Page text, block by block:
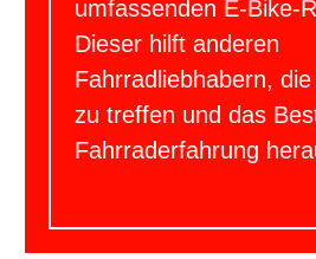
umfassenden E-Bike-
Dieser hilft anderen
Fahrradliebhabern,
zu treffen und das
Fahrraderfahrung